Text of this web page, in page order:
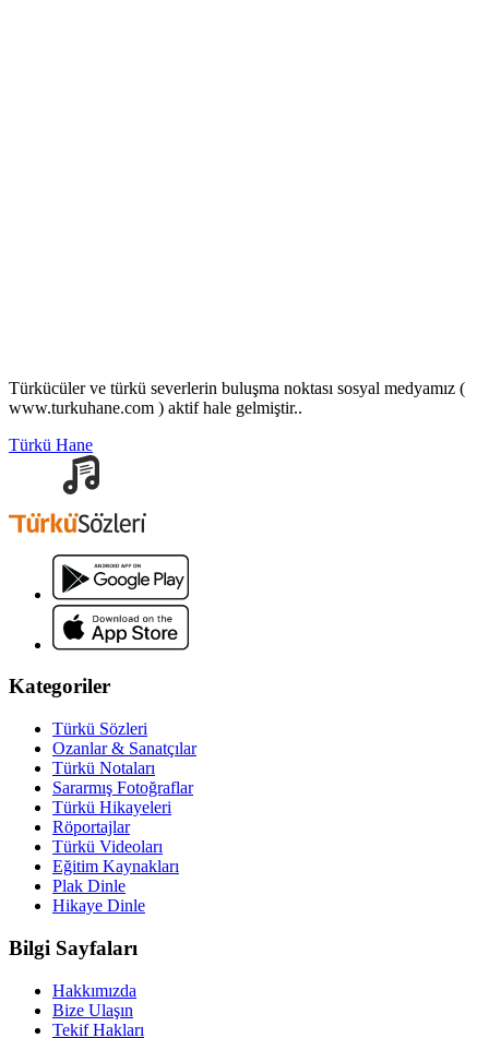
Türkücüler ve türkü severlerin buluşma noktası sosyal medyamız (
www.turkuhane.com ) aktif hale gelmiştir..
Türkü Hane
Kategoriler
Türkü Sözleri
Ozanlar & Sanatçılar
Türkü Notaları
Sararmış Fotoğraflar
Türkü Hikayeleri
Röportajlar
Türkü Videoları
Eğitim Kaynakları
Plak Dinle
Hikaye Dinle
Bilgi Sayfaları
Hakkımızda
Bize Ulaşın
Tekif Hakları